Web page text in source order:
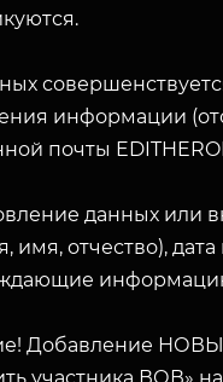
информации
почты
данных или
имя, отчество),
Добавление НОВЫХ